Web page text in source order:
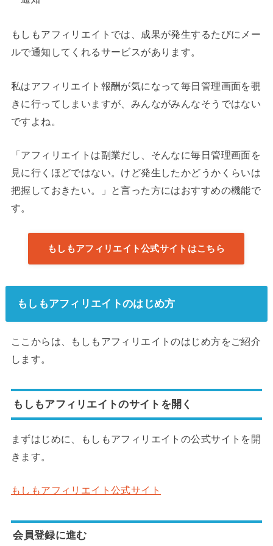
もしもアフィリエイトでは、成果が発生するたびにメー
ルで通知してくれるサービスがあります。
私はアフィリエイト報酬が気になって毎日管理画面を覗
きに行ってしまいますが、みんながみんなそうではない
ですよね。
「アフィリエイトは副業だし、そんなに毎日管理画面を
見に行くほどではない。けど発生したかどうかくらいは
把握しておきたい。」と言った方にはおすすめの機能で
す。
もしもアフィリエイト公式サイトはこちら
もしもアフィリエイトのはじめ方
ここからは、もしもアフィリエイトのはじめ方をご紹介
します。
もしもアフィリエイトのサイトを開く
まずはじめに、もしもアフィリエイトの公式サイトを開
きます。
もしもアフィリエイト公式サイト
会員登録に進む